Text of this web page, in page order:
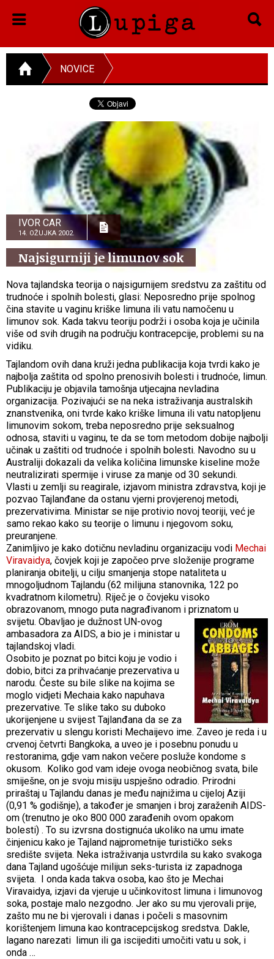
NOVICE
IVOR CAR
14. OŽUJKA 2002.
Najsigurniji je limunov sok
Nova tajlandska teorija o najsigurnijem sredstvu za zaštitu od
trudnoće i spolnih bolesti, glasi: Neposredno prije spolnog
čina stavite u vaginu kriške limuna ili vatu namočenu u
limunov sok. Kada takvu teoriju podrži i osoba koja je učinila
više od svih drugih na području kontracepcije, problemi su na
vidiku.
Tajlandom ovih dana kruži jedna publikacija koja tvrdi kako je
najbolja zaštita od spolno prenosivih bolesti i trudnoće, limun.
Publikaciju je objavila tamošnja utjecajna nevladina
organizacija. Pozivajući se na neka istraživanja australskih
znanstvenika, oni tvrde kako kriške limuna ili vatu natopljenu
limunovim sokom, treba neposredno prije seksualnog
odnosa, staviti u vaginu, te da se tom metodom dobije najbolji
učinak u zaštiti od trudnoće i spolnih bolesti. Navodno su u
Australiji dokazali da velika količina limunske kiseline može
neutralizirati spermije i viruse za manje od 30 sekundi.
Vlasti u zemlji su reagirale, izjavom ministra zdravstva, koji je
pozvao Tajlanđane da ostanu vjerni provjerenoj metodi,
prezervativima. Ministar se nije protivio novoj teoriji, već je
samo rekao kako su teorije o limunu i njegovom soku,
preuranjene.
Zanimljivo je kako dotičnu nevladinu organizaciju vodi Mechai
Viravaidya, čovjek koji je započeo prve složenije programe
planiranja obitelji, u cilju smanjenja stope nataliteta u
mnogoljudnom Tajlandu (62 milijuna stanovnika, 122 po
kvadratnom kilometru). Riječ je o čovjeku visoko
obrazovanom, mnogo puta nagrađivanom i priznatom u
svijetu. Obavljao je dužnost UN-ovog
ambasadora za AIDS, a bio je i ministar u
tajlandskoj vladi.
Osobito je poznat po bitci koju je vodio i
dobio, bitci za prihvaćanje prezervativa u
narodu. Česte su bile slike na kojima se
moglo vidjeti Mechaia kako napuhava
prezervative. Te slike tako su duboko
ukorijenjene u svijest Tajlanđana da se za
prezervativ u slengu koristi Mechaijevo ime. Zaveo je reda i u
crvenoj četvrti Bangkoka, a uveo je i posebnu ponudu u
restoranima, gdje vam nakon večere posluže kondome s
okusom. Koliko god vam ideje ovoga neobičnog svata, bile
smiješne, on je svoju misiju uspješno odradio. Prirodni
priraštaj u Tajlandu danas je među najnižima u cijeloj Aziji
(0,91 % godišnje), a također je smanjen i broj zaraženih AIDS-
om (trenutno je oko 800 000 zarađenih ovom opakom
bolesti) . To su izvrsna dostignuća ukoliko na umu imate
činjenicu kako je Tajland najprometnije turističko seks
središte svijeta. Neka istraživanja ustvrdila su kako svakoga
dana Tajland ugošćuje milijun seks-turista iz zapadnoga
svijeta. I onda kada takva osoba, kao što je Mechai
Viravaidya, izjavi da vjeruje u učinkovitost limuna i limunovog
soka, postaje malo nezgodno. Jer ako su mu vjerovali prije,
zašto mu ne bi vjerovali i danas i počeli s masovnim
korištenjem limuna kao kontracepcijskog sredstva. Dakle,
lagano narezati limun ili ga iscijediti umočiti vatu u sok, i
onda …